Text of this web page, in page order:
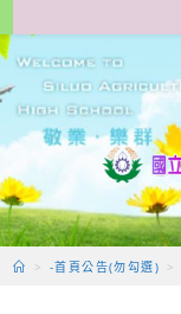
轉
至
要
容
> -首頁公告(勿勾選) >